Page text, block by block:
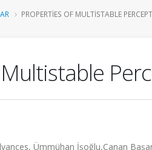
PROPERTIES OF MULTISTABLE
Ümmühan İşoğlu,Canan